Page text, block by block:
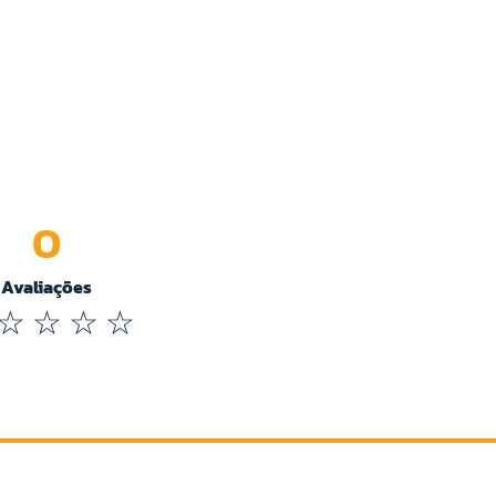
Avaliações
0
☆ ☆ ☆